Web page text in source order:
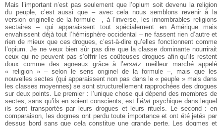
Mais l’important n’est pas seulement que l’opium soit devenu la religion
du peuple, c’est aussi que – avec cela nous semblons revenir à la
version originelle de la formule –, à l’inverse, les innombrables religions
sectaires – qui apparaissent tout spécialement en Amérique mais
envahissent déjà tout l’hémisphère occidental – ne fassent rien d’autre et
rien de mieux que ces drogues, c’est-à-dire qu’elles fonctionnent comme
l’opium. Je ne veux bien sûr pas dire que la classe dominante nourrirait
ceux qui ne peuvent pas s’offrir les coûteuses drogues afin qu’ils restent
doux comme des agneaux grâce à l’ersatz meilleur marché appelé
« religion » – selon le sens originel de la formule –, mais que les
nouvelles sectes (qui apparaissent non pas dans le « peuple » mais dans
les classes moyennes) se sont structurellement rapprochées des drogues
sur deux points. Le premier : l’unique chose qui dépend des membres de
sectes, sans qu’ils en soient conscients, est l’étatpsychique dans lequel
ils sont transportés par leurs drogues et leurs rituels. Le second : en
comparaison, les dogmes ont perdu toute importance et ont été jetés par
dessus bord sans que cela constitue une grande perte. Les dogmes et